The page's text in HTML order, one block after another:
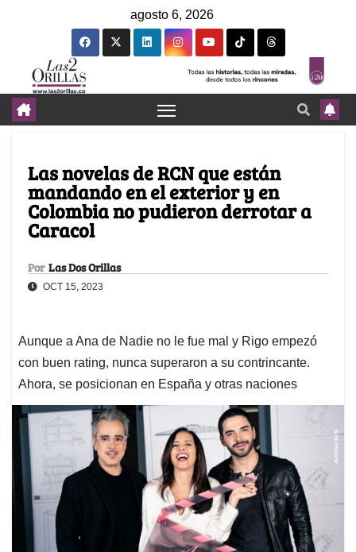
agosto 6, 2026
Las novelas de RCN que están
mandando en el exterior y en
Colombia no pudieron derrotar a
Caracol
Por Las Dos Orillas
OCT 15, 2023
Aunque a Ana de Nadie no le fue mal y Rigo empezó
con buen rating, nunca superaron a su contrincante.
Ahora, se posicionan en España y otras naciones